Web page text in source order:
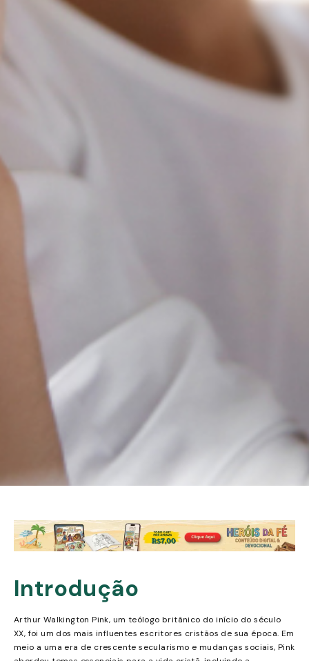
Introdução
Arthur Walkington Pink, um teólogo britânico do início do século
XX, foi um dos mais influentes escritores cristãos de sua época. Em
meio a uma era de crescente secularismo e mudanças sociais, Pink